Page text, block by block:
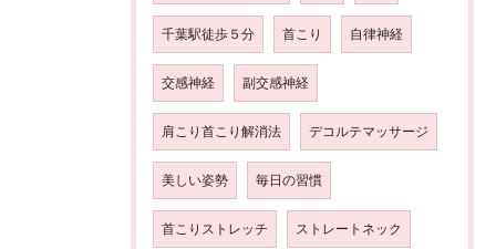
千葉駅徒歩５分 首こり 自律神経
交感神経 副交感神経
肩こり首こり解消法 デコルテマッサージ
美しい姿勢 毎日の習慣
首こりストレッチ ストレートネック